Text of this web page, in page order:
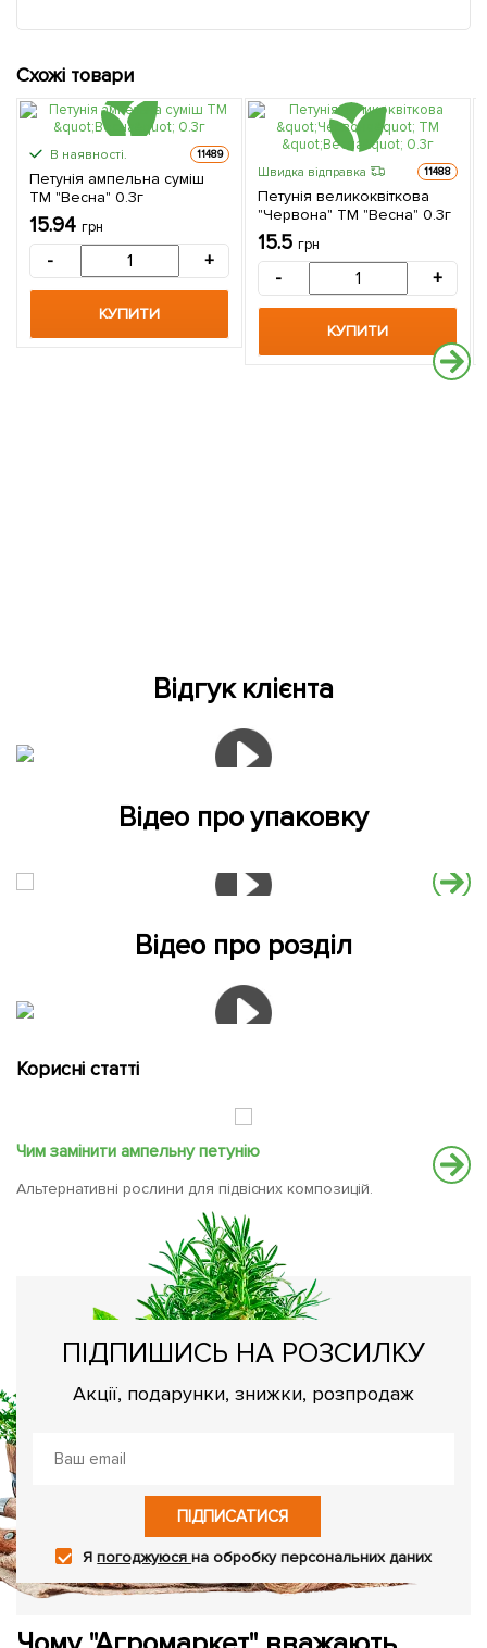
Схожі товари
В наявності. 11489
Петунія ампельна суміш
ТМ "Весна" 0.3г
15.94 грн
- +
КУПИТИ
Швидка відправка 11488
Петунія великоквіткова
"Червона" ТМ "Весна" 0.3г
15.5 грн
- +
КУПИТИ
Відгук клієнта
Відео про упаковку
Відео про розділ
Корисні статті
Чим замінити ампельну петунію
Альтернативні рослини для підвісних композицій.
ПІДПИШИСЬ НА РОЗСИЛКУ
Акції, подарунки, знижки, розпродаж
ПІДПИСАТИСЯ
Япогоджуюсяна обробку персональних даних